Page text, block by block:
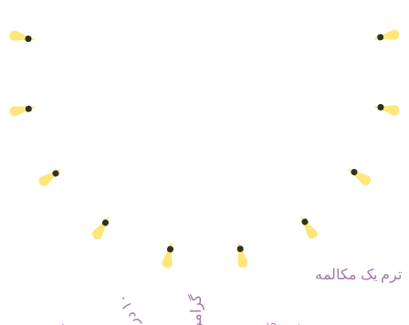
ترم یک مکالمه
۰